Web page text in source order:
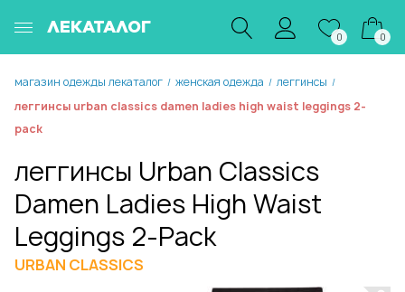
ЛЕКАТАЛОГ
0 0
магазин одежды лекаталог / женская одежда / леггинсы /
леггинсы urban classics damen ladies high waist leggings 2-
pack
леггинсы Urban Classics
Damen Ladies High Waist
Leggings 2-Pack
URBAN CLASSICS